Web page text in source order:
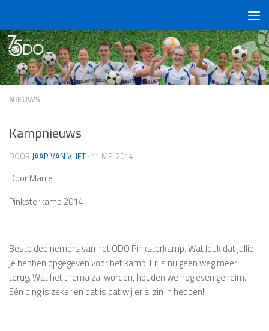
NIEUWS
Kampnieuws
DOOR JAAP VAN VLIET · 11 MEI 2014
Door Marije
Pinksterkamp 2014
Beste deelnemers van het ODO Pinksterkamp. Wat leuk dat jullie
je hebben opgegeven voor het kamp! Er is nu geen weg meer
terug. Wat het thema zal worden, houden we nog even geheim.
Eén ding is zeker en dat is dat wij er al zin in hebben!